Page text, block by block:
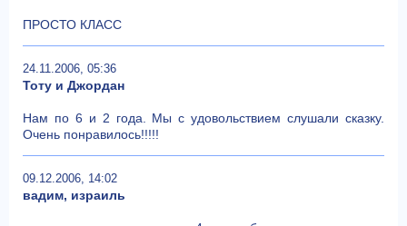
ПРОСТО КЛАСС
24.11.2006, 05:36
Тоту и Джордан
Нам по 6 и 2 года. Мы с удовольствием слушали сказку.
Очень понравилось!!!!!
09.12.2006, 14:02
вадим, израиль